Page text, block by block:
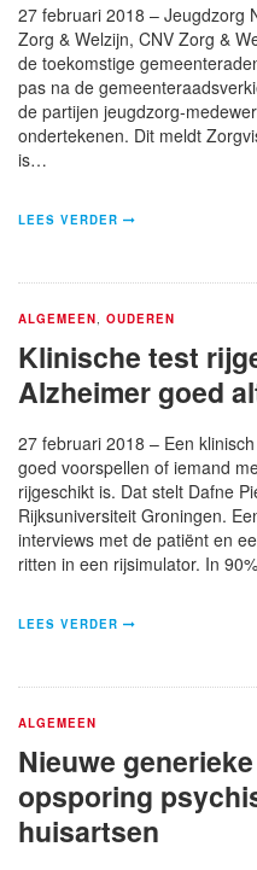
27 februari 2018 – Jeugdzorg
Zorg & Welzijn, CNV Zorg &
de toekomstige
pas na de
de partijen jeugdzorg-
ondertekenen. Dit meldt
is…
LEES VERDER
ALGEMEEN OUDEREN
Klinische test
Alzheimer goed
27 februari 2018 – Een
goed voorspellen of iemand
rijgeschikt is. Dat stelt Dafne
Rijksuniversiteit Groningen.
interviews met de patiënt en
ritten in een rijsimulator. In
LEES VERDER
ALGEMEEN
Nieuwe
opsporing
huisartsen